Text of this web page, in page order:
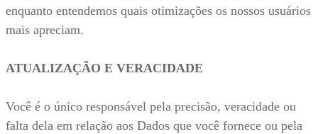
enquanto entendemos quais otimizações os nossos usuários
mais apreciam.
ATUALIZAÇÃO E VERACIDADE
Você é o único responsável pela precisão, veracidade ou
falta dela em relação aos Dados que você fornece ou pela